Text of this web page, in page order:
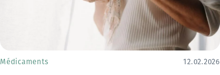
Médicaments 12.02.2026